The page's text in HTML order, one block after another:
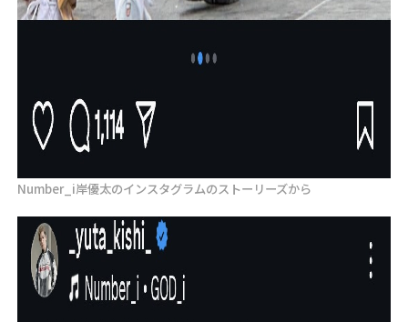
Number_i岸優太のインスタグラムのストーリーズから